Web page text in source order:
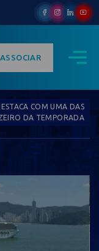
ASSOCIAR
COM UMA DAS
DA TEMPORADA